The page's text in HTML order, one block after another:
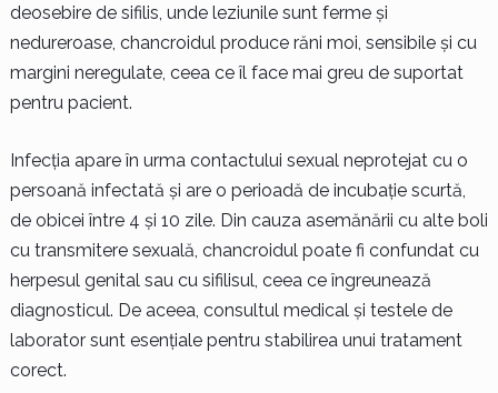
deosebire de sifilis, unde leziunile sunt ferme și
nedureroase, chancroidul produce răni moi, sensibile și cu
margini neregulate, ceea ce îl face mai greu de suportat
pentru pacient.
Infecția apare în urma contactului sexual neprotejat cu o
persoană infectată și are o perioadă de incubație scurtă,
de obicei între 4 și 10 zile. Din cauza asemănării cu alte boli
cu transmitere sexuală, chancroidul poate fi confundat cu
herpesul genital sau cu sifilisul, ceea ce îngreunează
diagnosticul. De aceea, consultul medical și testele de
laborator sunt esențiale pentru stabilirea unui tratament
corect.